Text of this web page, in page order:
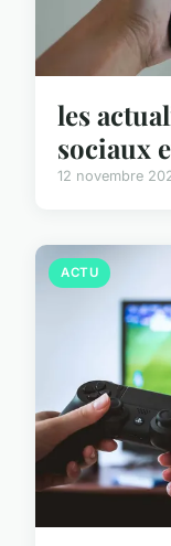
les
sociaux
12 novembre
ACTU